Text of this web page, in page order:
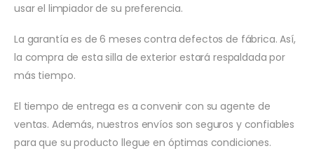
usar el limpiador de su preferencia.
La garantía es de 6 meses contra defectos de fábrica. Así,
la compra de esta silla de exterior estará respaldada por
más tiempo.
El tiempo de entrega es a convenir con su agente de
ventas. Además, nuestros envíos son seguros y confiables
para que su producto llegue en óptimas condiciones.